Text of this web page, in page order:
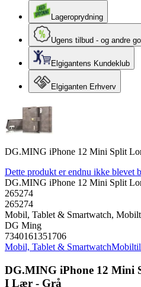
Lageroprydning
Ugens tilbud - og andre
Elgigantens Kundeklub
Elgiganten Erhverv
DG.MING iPhone 12 Mini Split
Dette produkt er endnu ikke blevet
DG.MING iPhone 12 Mini Split
265274
265274
Mobil, Tablet & Smartwatch,
DG Ming
7340161351706
Mobil, Tablet & Smartwatch
DG.MING iPhone 12 Mini
I Lær - Grå